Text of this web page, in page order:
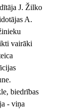
J. Žilko
A.
vairāki
biedrības
- viņa